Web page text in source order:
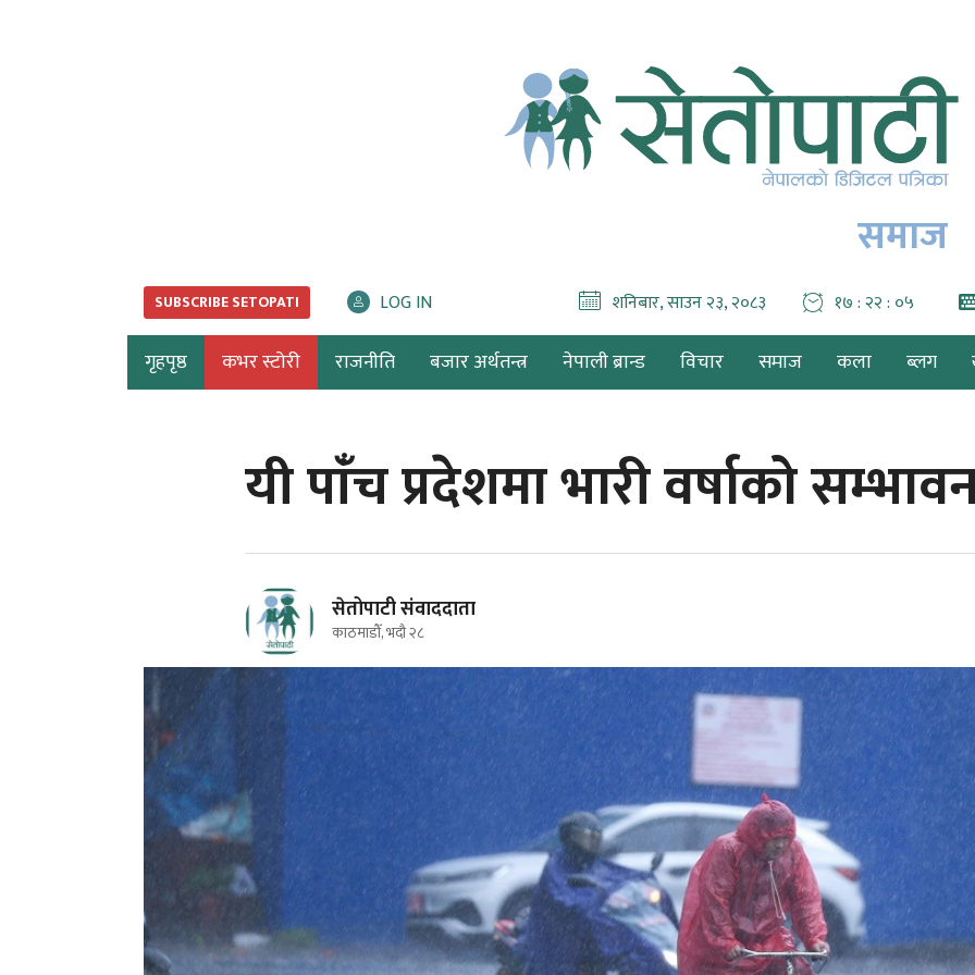
समाज
SUBSCRIBE SETOPATI LOG IN शनिबार, साउन २३, २०८३ १७ : २२ : ०७
गृहपृष्ठ कभर स्टोरी राजनीति बजार अर्थतन्त्र नेपाली ब्रान्ड विचार समाज कला ब्लग
यी पांँच प्रदेशमा भारी वर्षाको
सेतोपाटी संवाददाता
काठमाडौँ, भदौ २८